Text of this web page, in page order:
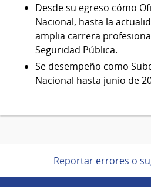
Desde su egreso cómo
Nacional, hasta la
amplia carrera
Seguridad Pública.
Se desempeño como
Nacional hasta junio de
Reportar errores o